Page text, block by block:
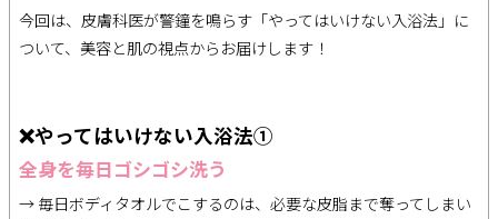
今回は、皮膚科医が警鐘を鳴らす「やってはいけない入浴法」に
ついて、美容と肌の視点からお届けします！
❌やってはいけない入浴法①
全身を毎日ゴシゴシ洗う
→ 毎日ボディタオルでこするのは、必要な皮脂まで奪ってしまい